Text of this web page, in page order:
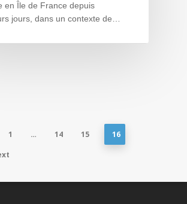
en Île de France depuis
jours, dans un contexte de…
1 … 14 15
16